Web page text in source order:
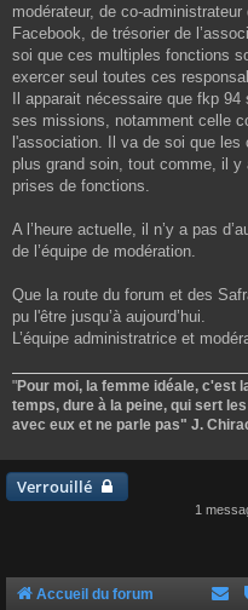
modérateur, de co-
Facebook, de trésorier de
soi que ces multiples fonctions
exercer seul toutes ces
Il apparait nécessaire que fkp 94
ses missions, notamment celle
l'association. Il va de soi que
plus grand soin, tout comme, il
prises de fonctions.
A l’heure actuelle, il n’y a pas
de l’équipe de modération.
Que la route du forum et des
pu l'être jusqu’à aujourd’hui.
L’équipe administratrice et
"Pour moi, la femme idéale, c'est
temps, dure à la peine, qui sert
avec eux et ne parle pas" J.
Verrouillé
1
Accueil du forum